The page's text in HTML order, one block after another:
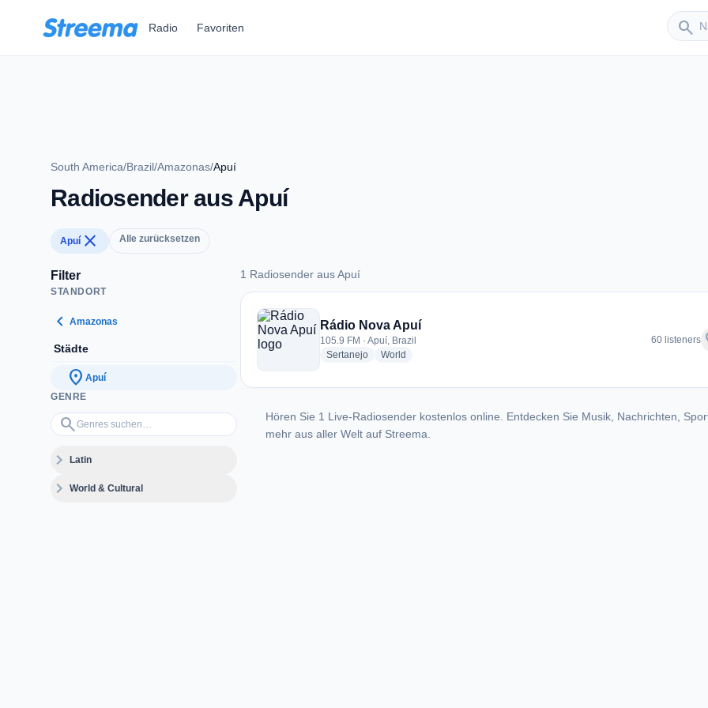
Radio Favoriten search
Sender
South America/Brazil/Amazonas/Apuí
Radiosender aus Apuí
Apuíclose Alle zurücksetzen
Filter
STANDORT
chevron_left Amazonas
Städte
location_on Apuí
GENRE
search
Genres suchen…
expand_moreLatin
expand_moreWorld & Cultural
1 Radiosender aus Apuí
1 Radiosender aus Apuí
Rádio Nova Apuí
105.9 FM · Apuí, Brazil
Sertanejoradio stations
World
60 listeners
Hören Sie 1 Live-Radiosender kostenlos online. Entdecken Sie Musik, Nachrichten,
mehr aus aller Welt auf Streema.